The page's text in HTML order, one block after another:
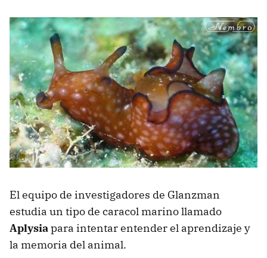
El equipo de investigadores de Glanzman
estudia un tipo de caracol marino llamado
Aplysiapara intentar entender el aprendizaje y
la memoria del animal.